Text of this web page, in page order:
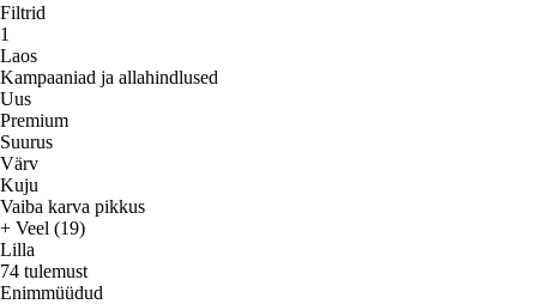
Filtrid
1
Laos
Kampaaniad ja allahindlused
Uus
Premium
Suurus
Värv
Kuju
Vaiba karva pikkus
+ Veel (19)
Lilla
74 tulemust
Enimmüüdud